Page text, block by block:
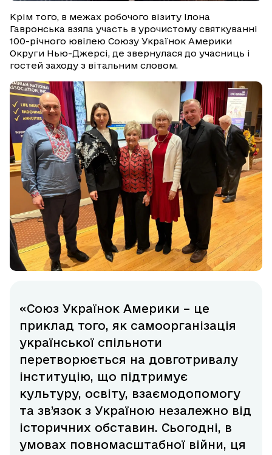
Крім того, в межах робочого візиту Ілона
Гавронська взяла участь в урочистому святкуванні
100-річного ювілею Союзу Українок Америки
Округи Нью-Джерсі, де звернулася до учасниць і
гостей заходу з вітальним словом.
«Союз Українок Америки – це
приклад того, як самоорганізація
української спільноти
перетворюється на довготривалу
інституцію, що підтримує
культуру, освіту, взаємодопомогу
та зв’язок з Україною незалежно від
історичних обставин. Сьогодні, в
умовах повномасштабної війни, ця